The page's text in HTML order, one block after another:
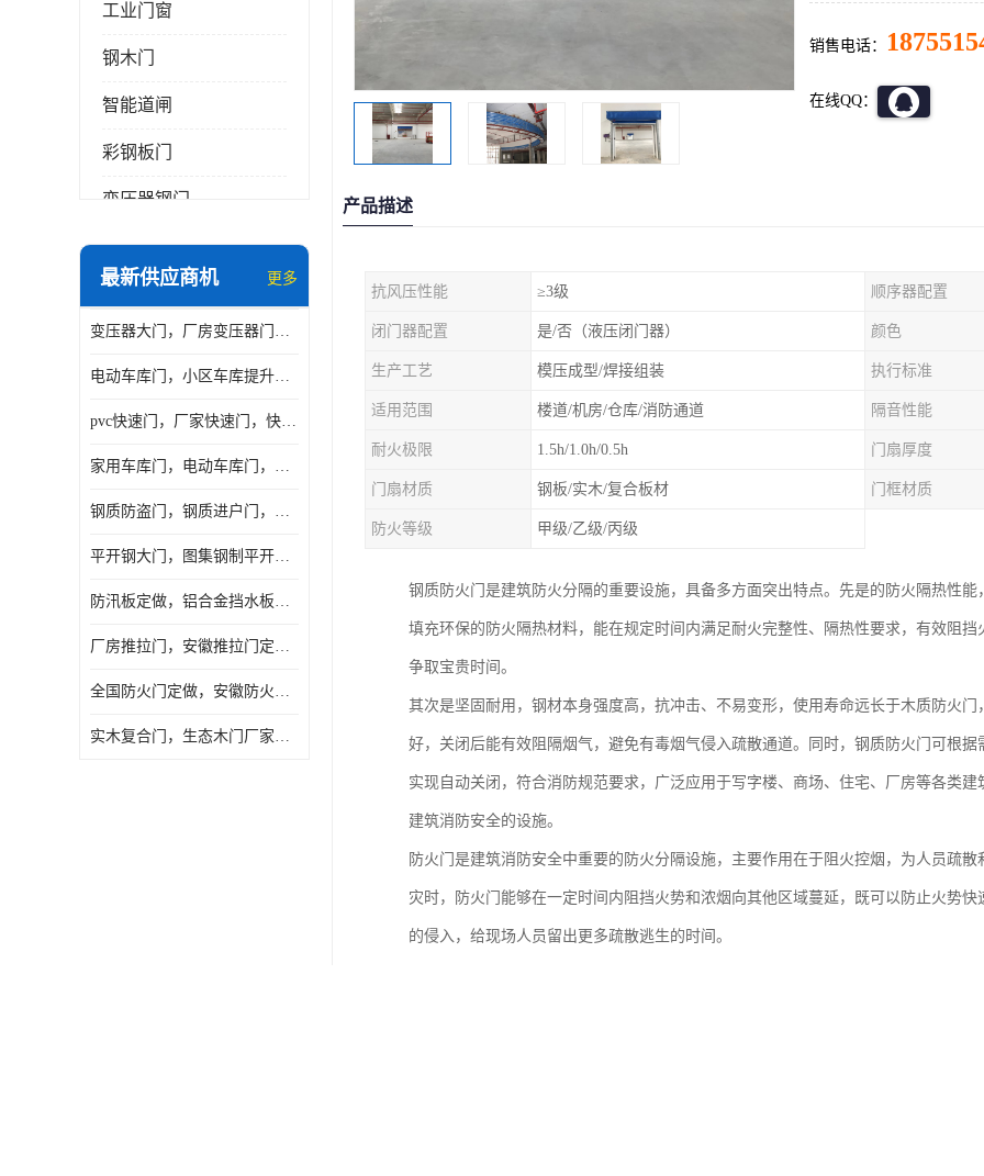
工业门窗
钢木门
智能道闸
彩钢板门
变压器钢门
非标门
抗爆门
快速门
最新供应商机 更多
变压器大门，厂房变压器门，配电所钢大门，变压器室钢大门
电动车库门，小区车库提升门，安徽提升门厂家，工业滑升门
pvc快速门，厂家快速门，快速卷帘门，感应快速门
家用车库门，电动车库门，车库滑升门，车库门安装
钢质防盗门，钢质进户门，钢质非标门厂家
平开钢大门，图集钢制平开门，厂房平开大门
防汛板定做，铝合金挡水板门，地库挡水板
厂房推拉门，安徽推拉门定做，夹芯板平移大门
全国防火门定做，安徽防火门批发，防火门价格
实木复合门，生态木门厂家，免漆门定做，安徽木门厂家直销
销售电话：
在线QQ：
产品描述
抗风压性能 ≥3级 顺序器配置
闭门器配置 是/否（液压闭门器） 颜色
生产工艺 模压成型/焊接组装 执行标准
适用范围 楼道/机房/仓库/消防通道 隔音性能
耐火极限 1.5h/1.0h/0.5h 门扇厚度
门扇材质 钢板/实木/复合板材 门框材质
防火等级 甲级/乙级/丙级
钢质防火门是建筑防火分隔的重要设施，具备多方面突出特点。先是的防火隔热性
填充环保的防火隔热材料，能在规定时间内满足耐火完整性、隔热性要求，有效阻
争取宝贵时间。
其次是坚固耐用，钢材本身强度高，抗冲击、不易变形，使用寿命远长于木质防火
好，关闭后能有效阻隔烟气，避免有毒烟气侵入疏散通道。同时，钢质防火门可根
实现自动关闭，符合消防规范要求，广泛应用于写字楼、商场、住宅、厂房等各类
建筑消防安全的设施。
防火门是建筑消防安全中重要的防火分隔设施，主要作用在于阻火控烟，为人员疏
灾时，防火门能够在一定时间内阻挡火势和浓烟向其他区域蔓延，既可以防止火势
的侵入，给现场人员留出更多疏散逃生的时间。